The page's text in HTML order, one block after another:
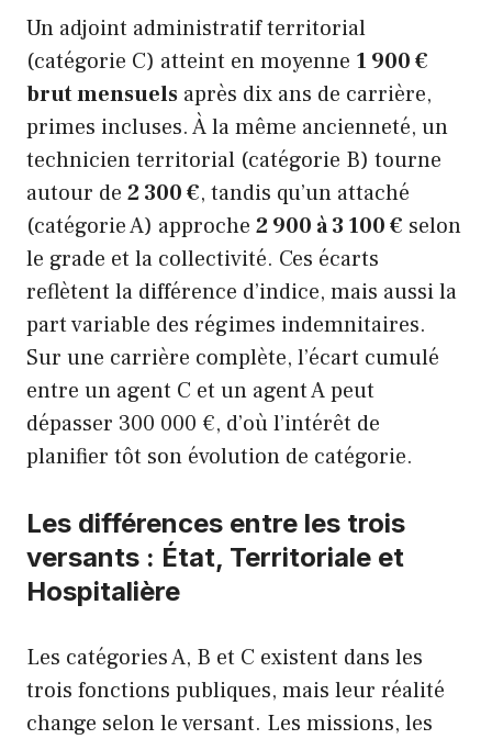
Un adjoint administratif territorial
(catégorie C) atteint en moyenne 1 900 €
brut mensuels après dix ans de carrière,
primes incluses. À la même ancienneté, un
technicien territorial (catégorie B) tourne
autour de 2 300 €, tandis qu’un attaché
(catégorie A) approche 2 900 à 3 100 € selon
le grade et la collectivité. Ces écarts
reflètent la différence d’indice, mais aussi la
part variable des régimes indemnitaires.
Sur une carrière complète, l’écart cumulé
entre un agent C et un agent A peut
dépasser 300 000 €, d’où l’intérêt de
planifier tôt son évolution de catégorie.
Les différences entre les trois
versants : État, Territoriale et
Hospitalière
Les catégories A, B et C existent dans les
trois fonctions publiques, mais leur réalité
change selon le versant. Les missions, les